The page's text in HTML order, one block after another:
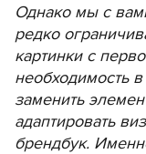
Однако мы с
редко
картинки с
необходимость
заменить
адаптировать
брендбук.